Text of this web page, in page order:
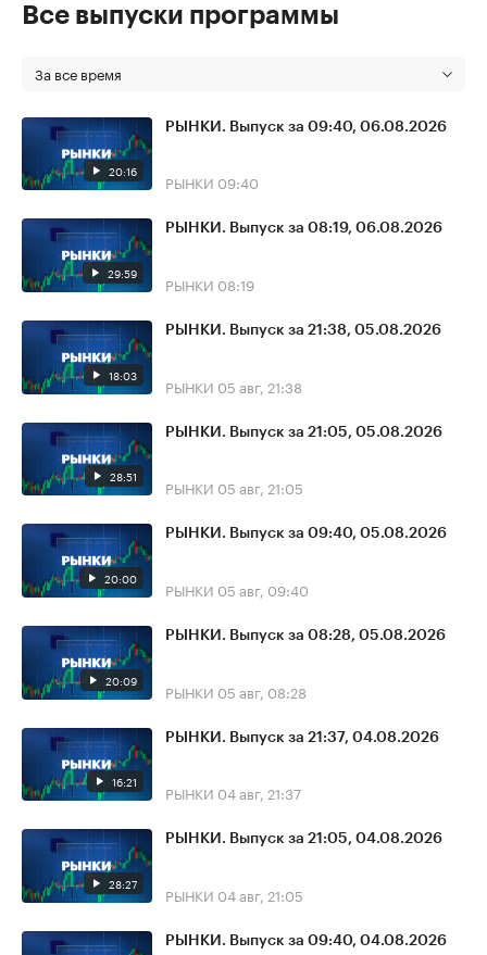
Все выпуски программы
За все время
20:16
РЫНКИ. Выпуск за 09:40, 06.08.2026
РЫНКИ 09:40
29:59
РЫНКИ. Выпуск за 08:19, 06.08.2026
РЫНКИ 08:19
18:03
РЫНКИ. Выпуск за 21:38, 05.08.2026
РЫНКИ 05 авг, 21:38
28:51
РЫНКИ. Выпуск за 21:05, 05.08.2026
РЫНКИ 05 авг, 21:05
20:00
РЫНКИ. Выпуск за 09:40, 05.08.2026
РЫНКИ 05 авг, 09:40
20:09
РЫНКИ. Выпуск за 08:28, 05.08.2026
РЫНКИ 05 авг, 08:28
16:21
РЫНКИ. Выпуск за 21:37, 04.08.2026
РЫНКИ 04 авг, 21:37
28:27
РЫНКИ. Выпуск за 21:05, 04.08.2026
РЫНКИ 04 авг, 21:05
РЫНКИ. Выпуск за 09:40, 04.08.2026